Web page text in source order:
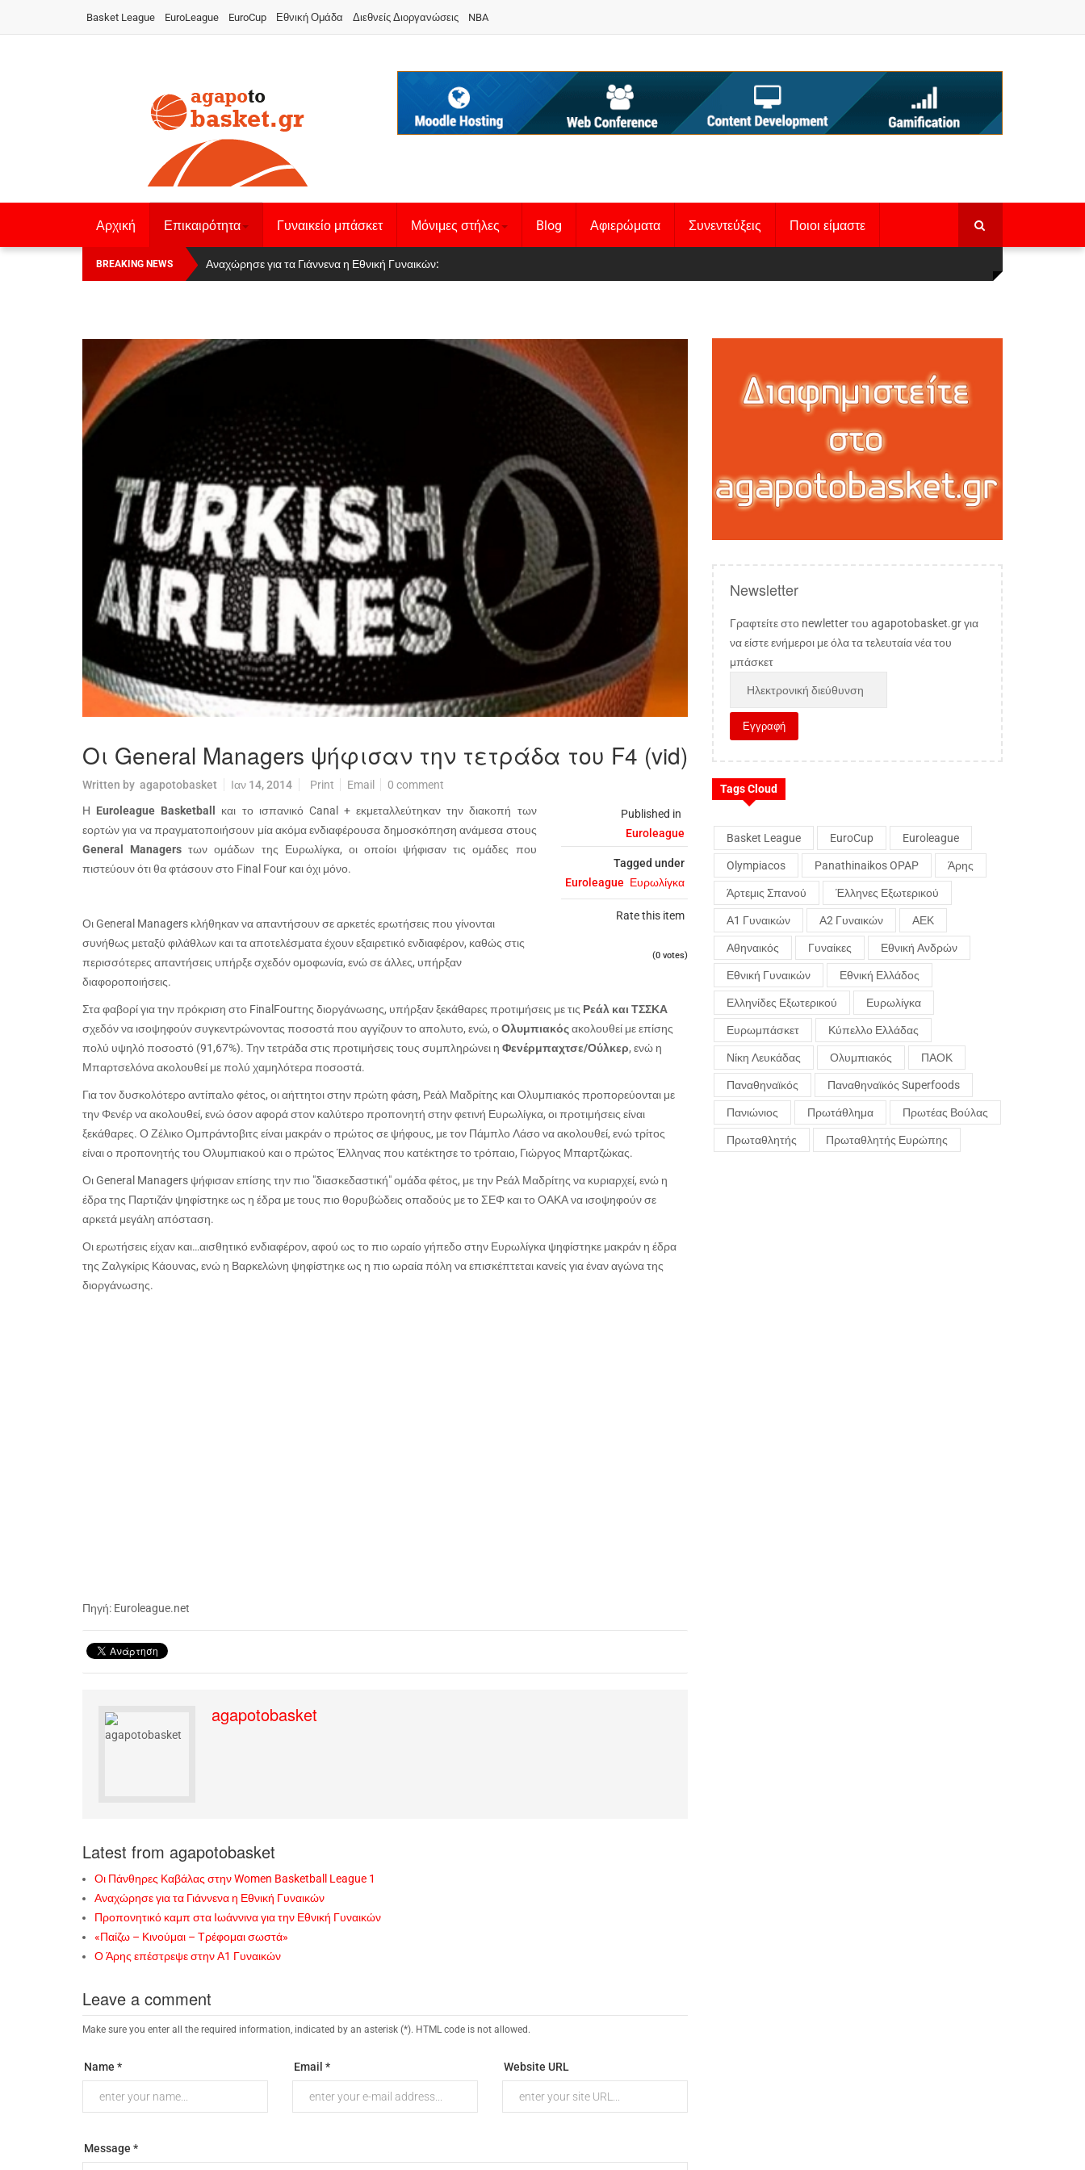
Basket League EuroLeague EuroCup Εθνική Ομάδα Διεθνείς Διοργανώσεις NBA
Αρχική Επικαιρότητα Γυναικείο μπάσκετ Μόνιμες στήλες Blog Αφιερώματα Συνεντεύξεις Ποιοι είμαστε
BREAKING NEWS Οι Πάνθηρες Καβάλας στην Women Basketball League 1
Αναχώρησε για τα Γιάννενα η Εθνική Γυναικών:
Οι General Managers ψήφισαν την τετράδα του F4 (vid)
Written by agapotobasket Ιαν 14, 2014 Print Email 0 comment
Published in
Euroleague
Tagged under
Euroleague Ευρωλίγκα
Rate this item
(0 votes)
Η Euroleague Basketball
και το ισπανικό Canal + εκμεταλλεύτηκαν την διακοπή των
εορτών για να πραγματοποιήσουν μία ακόμα ενδιαφέρουσα δημοσκόπηση ανάμεσα στους
General Managers των ομάδων της Ευρωλίγκα, οι οποίοι ψήφισαν τις ομάδες που
πιστεύουν ότι θα φτάσουν στο Final Four και όχι μόνο.
Οι General Managers κλήθηκαν να απαντήσουν σε αρκετές ερωτήσεις που γίνονται
συνήθως μεταξύ φιλάθλων και τα αποτελέσματα έχουν εξαιρετικό ενδιαφέρον, καθώς στις
περισσότερες απαντήσεις υπήρξε σχεδόν ομοφωνία, ενώ σε άλλες, υπήρξαν
διαφοροποιήσεις.
Στα φαβορί για την πρόκριση στο Final Fourτης διοργάνωσης, υπήρξαν ξεκάθαρες προτιμήσεις με τις Ρεάλ και ΤΣΣΚΑ
σχεδόν να ισοψηφούν συγκεντρώνοντας ποσοστά που αγγίζουν το απολυτο, ενώ, οΟλυμπιακόςακολουθεί με επίσης
πολύ υψηλό ποσοστό (91,67%). Την τετράδα στις προτιμήσεις τους συμπληρώνει η Φενέρμπαχτσε/Ούλκερ, ενώ η
Μπαρτσελόνα ακολουθεί με πολύ χαμηλότερα ποσοστά.
Για τον δυσκολότερο αντίπαλο φέτος, οι αήττητοι στην πρώτη φάση, Ρεάλ Μαδρίτης και Ολυμπιακός προπορεύονται με
την Φενέρ να ακολουθεί, ενώ όσον αφορά στον καλύτερο προπονητή στην φετινή Ευρωλίγκα, οι προτιμήσεις είναι
ξεκάθαρες. Ο Ζέλικο Ομπράντοβιτς είναι μακράν ο πρώτος σε ψήφους, με τον Πάμπλο Λάσο να ακολουθεί, ενώ τρίτος
είναι ο προπονητής του Ολυμπιακού και ο πρώτος Έλληνας που κατέκτησε το τρόπαιο, Γιώργος Μπαρτζώκας.
Οι General Managers ψήφισαν επίσης την πιο "διασκεδαστική" ομάδα φέτος, με την Ρεάλ Μαδρίτης να κυριαρχεί, ενώ η
έδρα της Παρτιζάν ψηφίστηκε ως η έδρα με τους πιο θορυβώδεις οπαδούς με το ΣΕΦ και το ΟΑΚΑ να ισοψηφούν σε
αρκετά μεγάλη απόσταση.
Οι ερωτήσεις είχαν και…αισθητικό ενδιαφέρον, αφού ως το πιο ωραίο γήπεδο στην Ευρωλίγκα ψηφίστηκε μακράν η έδρα
της Ζαλγκίρις Κάουνας, ενώ η Βαρκελώνη ψηφίστηκε ως η πιο ωραία πόλη να επισκέπτεται κανείς για έναν αγώνα της
διοργάνωσης.
Πηγή: Euroleague.net
agapotobasket
Latest from agapotobasket
Οι Πάνθηρες Καβάλας στην Women Basketball League 1
Αναχώρησε για τα Γιάννενα η Εθνική Γυναικών
Προπονητικό καμπ στα Ιωάννινα για την Εθνική Γυναικών
«Παίζω – Κινούμαι – Τρέφομαι σωστά»
Ο Άρης επέστρεψε στην Α1 Γυναικών
Leave a comment
Make sure you enter all the required information, indicated by an asterisk (*). HTML code is not allowed.
Name * Email * Website URL
Message *
Newsletter
Γραφτείτε στο newletter του agapotobasket.gr για
να είστε ενήμεροι με όλα τα τελευταία νέα του
μπάσκετ
Tags Cloud
Basket League EuroCup Euroleague
Olympiacos Panathinaikos OPAP Άρης
Άρτεμις Σπανού Έλληνες Εξωτερικού
Α1 Γυναικών Α2 Γυναικών ΑΕΚ
Αθηναικός Γυναίκες Εθνική Ανδρών
Εθνική Γυναικών Εθνική Ελλάδος
Ελληνίδες Εξωτερικού Ευρωλίγκα
Ευρωμπάσκετ Κύπελλο Ελλάδας
Νίκη Λευκάδας Ολυμπιακός ΠΑΟΚ
Παναθηναϊκός Παναθηναϊκός Superfoods
Πανιώνιος Πρωτάθλημα Πρωτέας Βούλας
Πρωταθλητής Πρωταθλητής Ευρώπης